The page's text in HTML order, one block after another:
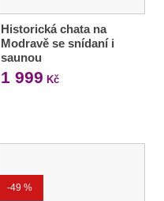
Historická chata na
Modravě se snídaní i
saunou
1 999 Kč
-49 %